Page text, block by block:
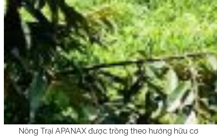
Nông Trại APANAX được trồng theo hướng hữu cơ